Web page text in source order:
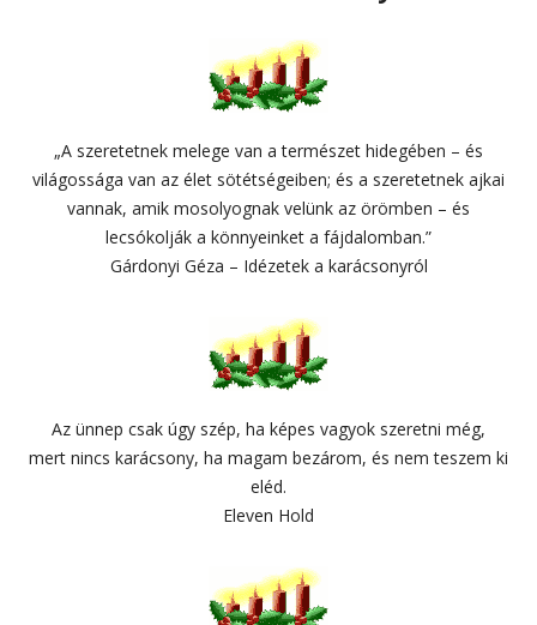
„A szeretetnek melege van a természet hidegében – és
világossága van az élet sötétségeiben; és a szeretetnek ajkai
vannak, amik mosolyognak velünk az örömben – és
lecsókolják a könnyeinket a fájdalomban.”
Gárdonyi Géza – Idézetek a karácsonyról
Az ünnep csak úgy szép, ha képes vagyok szeretni még,
mert nincs karácsony, ha magam bezárom, és nem teszem ki
eléd.
Eleven Hold